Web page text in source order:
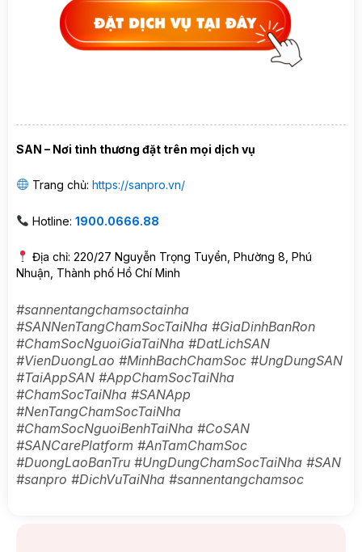
SAN – Nơi tình thương đặt trên mọi dịch vụ
Trang chủ: https://sanpro.vn/
Hotline: 1900.0666.88
Địa chỉ: 220/27 Nguyễn Trọng Tuyển, Phường 8, Phú
Nhuận, Thành phố Hồ Chí Minh
#sannentangchamsoctainha
#SANNenTangChamSocTaiNha #GiaDinhBanRon
#ChamSocNguoiGiaTaiNha #DatLichSAN
#VienDuongLao #MinhBachChamSoc #UngDungSAN
#TaiAppSAN #AppChamSocTaiNha
#ChamSocTaiNha #SANApp
#NenTangChamSocTaiNha
#ChamSocNguoiBenhTaiNha #CoSAN
#SANCarePlatform #AnTamChamSoc
#DuongLaoBanTru #UngDungChamSocTaiNha #SAN
#sanpro #DichVuTaiNha #sannentangchamsoc